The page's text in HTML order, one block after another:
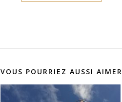
VOUS POURRIEZ AUSSI AIMER